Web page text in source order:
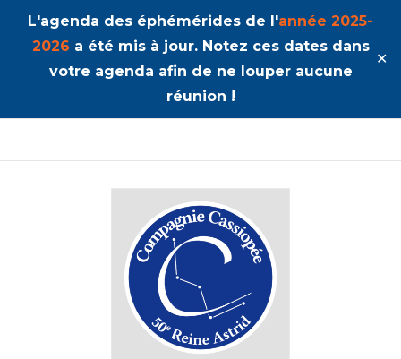
L'agenda des éphémérides de l'année 2025-
2026 a été mis à jour. Notez ces dates dans
votre agenda afin de ne louper aucune
réunion !
✕